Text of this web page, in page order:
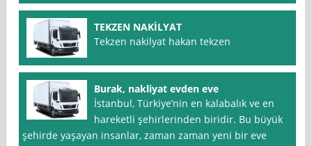
TEKZEN NAKİLYAT
Tekzen nakilyat hakan tekzen
Burak, nakliyat evden eve
İstanbul, Türkiye’nin en kalabalık ve en
hareketli şehirlerinden biridir. Bu büyük
şehirde yaşayan insanlar, zaman zaman yeni bir eve